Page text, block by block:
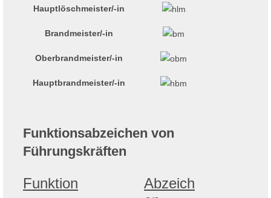
Hauptlöschmeister/-in
Brandmeister/-in
Oberbrandmeister/-in
Hauptbrandmeister/-in
Funktionsabzeichen von
Führungskräften
Funktion
Abzeich